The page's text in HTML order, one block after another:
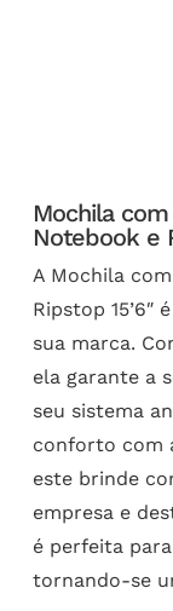
Mochila
Notebook e
A Mochila
Ripstop
sua marca.
ela garante a
seu sistema
conforto com
este brinde
empresa e
é perfeita
tornando-se